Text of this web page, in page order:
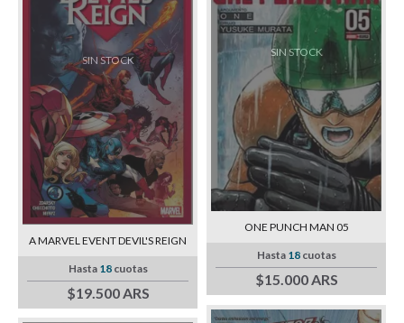
SIN STOCK
A MARVEL EVENT DEVIL'S REIGN
Hasta 18cuotas
$19.500 ARS
SIN STOCK
ONE PUNCH MAN 05
Hasta 18cuotas
$15.000 ARS